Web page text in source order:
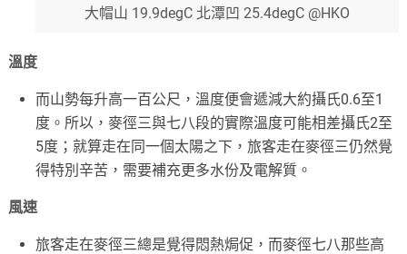
大帽山 19.9degC 北潭凹 25.4degC @HKO
溫度
而山勢每升高一百公尺，溫度便會遞減大約攝氏0.6至1
度。所以，麥徑三與七八段的實際溫度可能相差攝氏2至
5度；就算走在同一個太陽之下，旅客走在麥徑三仍然覺
得特別辛苦，需要補充更多水份及電解質。
風速
旅客走在麥徑三總是覺得悶熱焗促，而麥徑七八那些高